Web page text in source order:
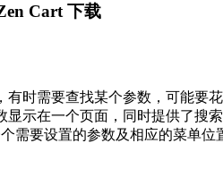
Cart 下载
有时需要查找某个参数，可能要
显示在一个页面，同时提供了搜
需要设置的参数及相应的菜单位